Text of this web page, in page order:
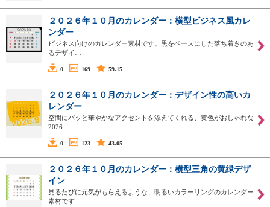
２０２６年１０月のカレンダー：横型ビジネス風カレ
ンダー
ビジネス向けのカレンダー素材です。黒をベースにした落ち着きのあ
るデザイ…
0 169 59.15
２０２６年１０月のカレンダー：デザイン性の高いカ
レンダー
空間にパッと華やかなアクセントを添えてくれる、黄色がおしゃれな
2026…
0 123 43.05
２０２６年１０月のカレンダー：横型三角の黄緑デザ
イン
見るたびに元気がもらえるような、明るいカラーリングのカレンダー
素材です…